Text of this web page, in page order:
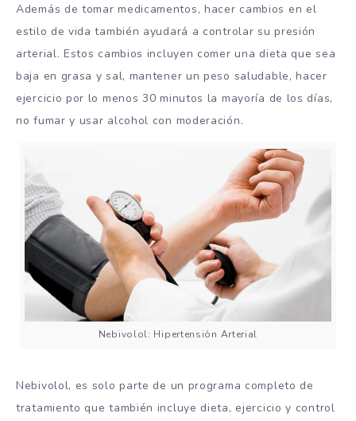
Además de tomar medicamentos, hacer cambios en el
estilo de vida también ayudará a controlar su presión
arterial. Estos cambios incluyen comer una dieta que sea
baja en grasa y sal, mantener un peso saludable, hacer
ejercicio por lo menos 30 minutos la mayoría de los días,
no fumar y usar alcohol con moderación.
Nebivolol: Hipertensión Arterial
Nebivolol, es solo parte de un programa completo de
tratamiento que también incluye dieta, ejercicio y control